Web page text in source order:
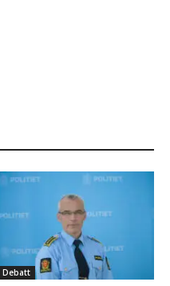
Debatt